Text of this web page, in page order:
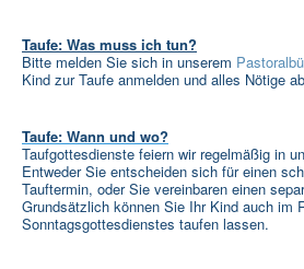
Taufe: Was muss ich tun?
Bitte melden Sie sich in unserem
Kind zur Taufe anmelden und alles Nötige
Taufe: Wann und wo?
Taufgottesdienste feiern wir regelmäßig in
Entweder Sie entscheiden sich für einen
Tauftermin, oder Sie vereinbaren einen
Grundsätzlich können Sie Ihr Kind auch im
Sonntagsgottesdienstes taufen lassen.